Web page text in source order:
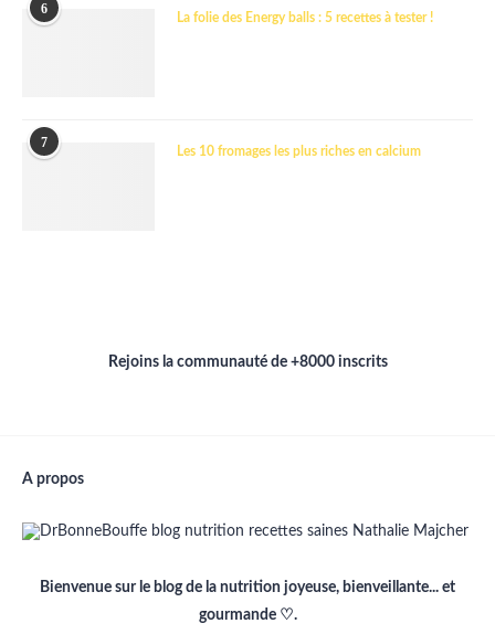
6
La folie des Energy balls : 5 recettes à tester !
7
Les 10 fromages les plus riches en calcium
Rejoins la communauté de +8000 inscrits
A propos
Bienvenue sur le blog de la nutrition joyeuse, bienveillante... et
gourmande ♡.